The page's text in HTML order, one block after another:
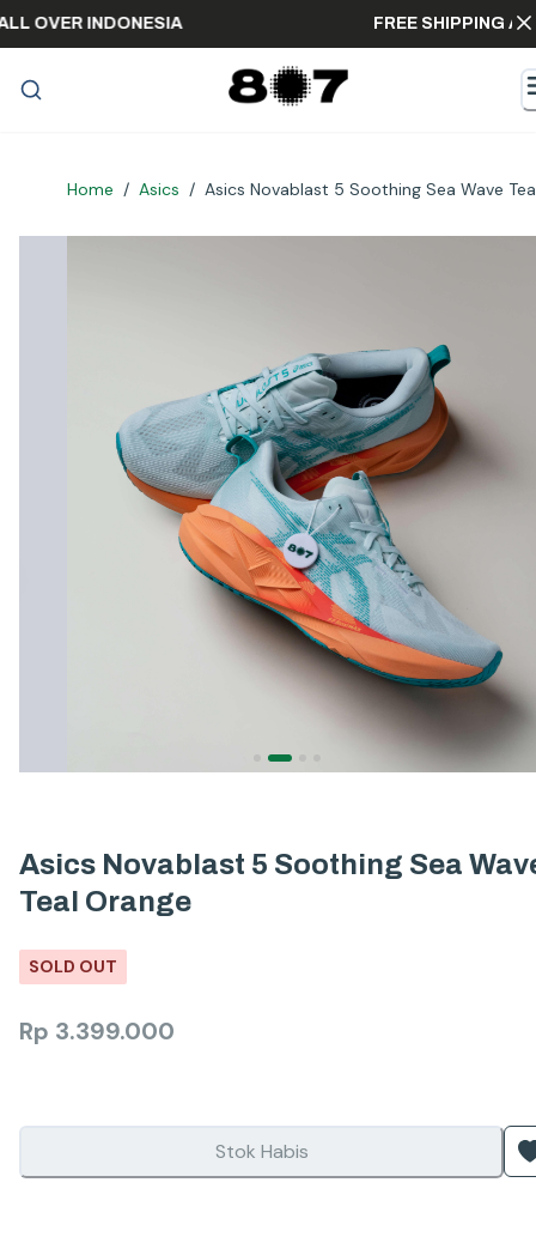
ALL OVER INDONESIA FREE
Home / Asics / Asics Novablast 5 Soothing Sea Wave
Asics Novablast 5 Soothing Sea
Teal Orange
SOLD OUT
Rp 3.399.000
Stok Habis